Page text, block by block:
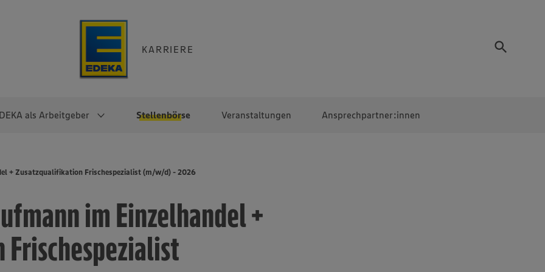
KARRIERE
als Arbeitgeber Stellenbörse Veranstaltungen Ansprechpartner:innen
Direkteinstieg
Noch Fragen?
Selbstständig mit EDEKA
Überblick
EDEKA Fruchtkontor
EDEKA Foodservice
EDEKA-
+ Zusatzqualifikation Frischespezialist (m/w/d) - 2026
im Einzelhandel +